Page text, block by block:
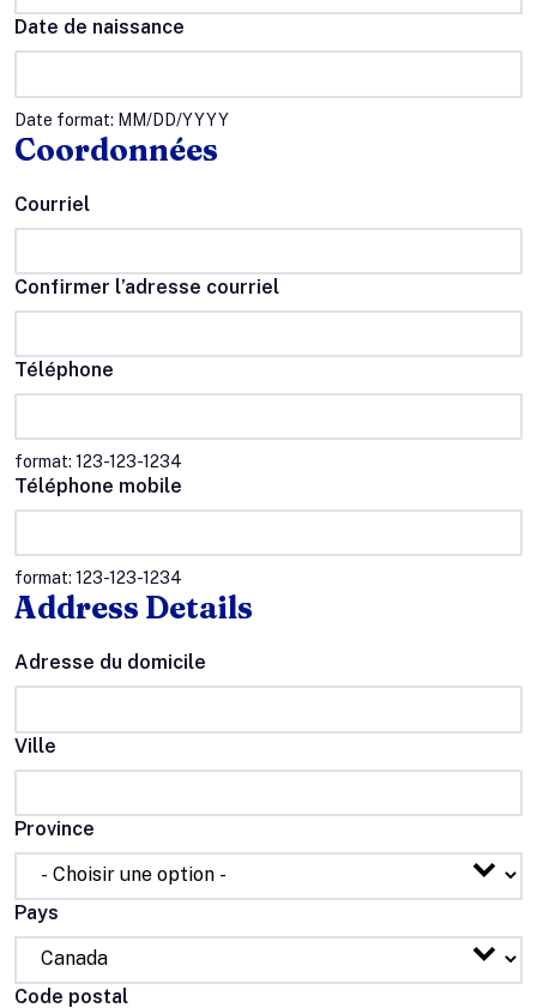
Date de naissance
Date format: MM/DD/YYYY
Coordonnées
Courriel
Confirmer l’adresse courriel
Téléphone
format: 123-123-1234
Téléphone mobile
format: 123-123-1234
Address Details
Adresse du domicile
Ville
Province
Pays
Code postal